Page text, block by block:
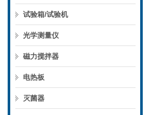
试验箱/试验机
光学测量仪
磁力搅拌器
电热板
灭菌器